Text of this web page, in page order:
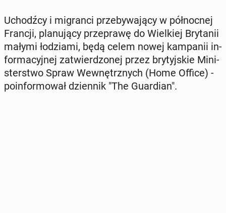
Uchodź­cy i mi­gran­ci prze­by­wa­ją­cy w pół­noc­nej
Francji, pla­nu­ją­cy prze­pra­wę do Wiel­kiej Bry­ta­nii
małymi ło­dzia­mi, będą celem nowej kam­pa­nii in­
for­ma­cyj­nej za­twier­dzo­nej przez bry­tyj­skie Mi­ni­
ster­stwo Spraw We­wnętrz­nych (Home Office) -
po­in­for­mo­wał dzien­nik "The Gu­ar­dian".